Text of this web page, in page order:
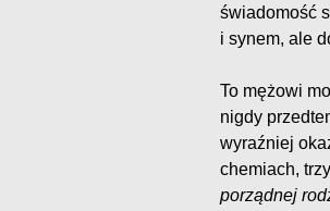
świadomość
i synem, ale
To mężowi
nigdy
wyraźniej
chemiach,
porządnej